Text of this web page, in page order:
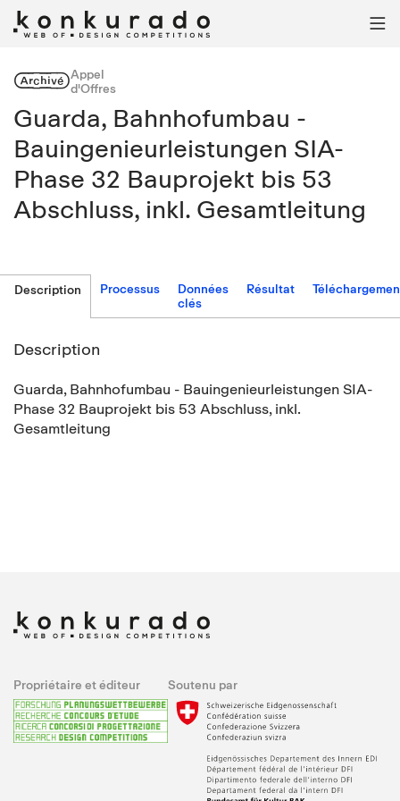

ArchivéAppel
d'Offres
Guarda, Bahnhofumbau -
Bauingenieurleistungen SIA-
Phase 32 Bauprojekt bis 53
Abschluss, inkl. Gesamtleitung
Description Processus
Données
clés
Résultat
Description
Guarda, Bahnhofumbau - Bauingenieurleistungen SIA-
Phase 32 Bauprojekt bis 53 Abschluss, inkl.
Gesamtleitung
Propriétaire et éditeur Soutenu par